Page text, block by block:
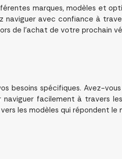
marques, modèles et
avec confiance à
de l’achat de votre prochain
besoins spécifiques. Avez-
facilement à travers
les modèles qui répondent le